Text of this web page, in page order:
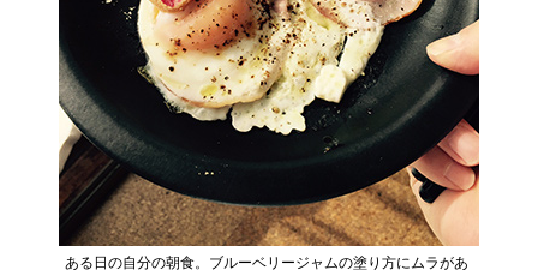
ある日の自分の朝食。ブルーベリージャムの塗り方にムラがあ